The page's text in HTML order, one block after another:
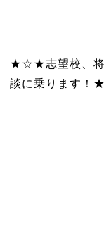
★☆★志望校、将
談に乗ります